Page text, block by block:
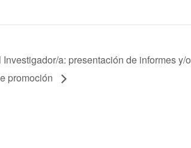
a: presentación de informes y/o
promoción